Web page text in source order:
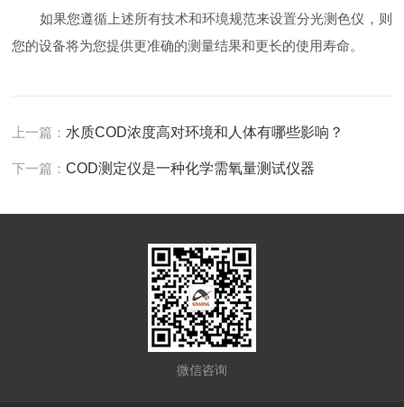
如果您遵循上述所有技术和环境规范来设置分光测色仪，则
您的设备将为您提供更准确的测量结果和更长的使用寿命。
上一篇： 水质COD浓度高对环境和人体有哪些影响？
下一篇：COD测定仪是一种化学需氧量测试仪器
微信咨询